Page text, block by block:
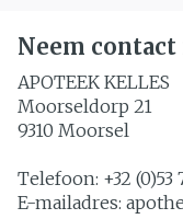
Neem contact
APOTEEK KELLES
Moorseldorp 21
9310 Moorsel
Telefoon: +32 (0)53
E-mailadres: